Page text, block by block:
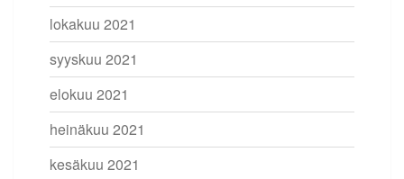
lokakuu 2021
syyskuu 2021
elokuu 2021
heinäkuu 2021
kesäkuu 2021